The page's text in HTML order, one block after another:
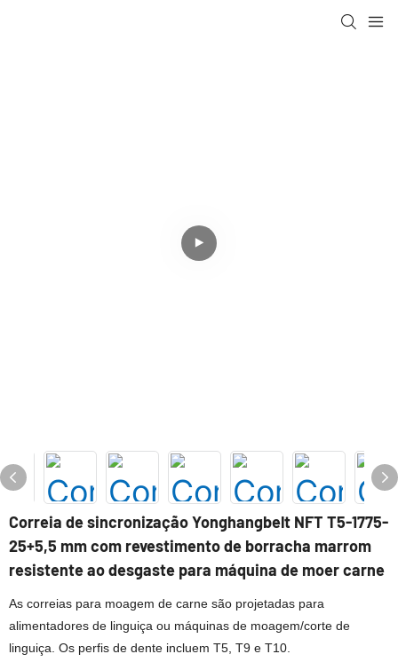
Correia de sincronização Yonghangbelt NFT T5-1775-
25+5,5 mm com revestimento de borracha marrom
resistente ao desgaste para máquina de moer carne
As correias para moagem de carne são projetadas para
alimentadores de linguiça ou máquinas de moagem/corte de
linguiça. Os perfis de dente incluem T5, T9 e T10.